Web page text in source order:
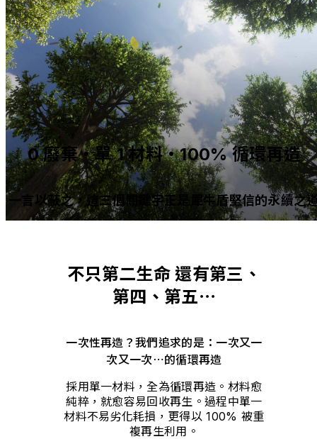
0 廢棄・單 1 材料・100% 循環再造
一言以蔽之，這三個關鍵字正是犀牛盾堅信的永續之
不只第二生命 還有第三、
第四、第五⋯
一次性再造？我們追求的是：一次又一
次又一次⋯的循環再造
採用單一材料，全為循環再造。材料愈
純粹，就愈容易回收再生。過程中單一
材料不易劣化耗損，更得以 100% 被重
複再生利用。